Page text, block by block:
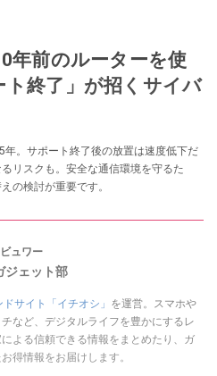
年前のルーターを使
終了」が招くサイバ
。サポート終了後の放置は速度低下だ
リスクも。安全な通信環境を守るた
の検討が重要です。
ュワー
ェット部
ドサイト「イチオシ」 を運営。スマホや
など、デジタルライフを豊かにするレ
よる信頼できる情報をまとめたり、ガ
得情報をお届けします。